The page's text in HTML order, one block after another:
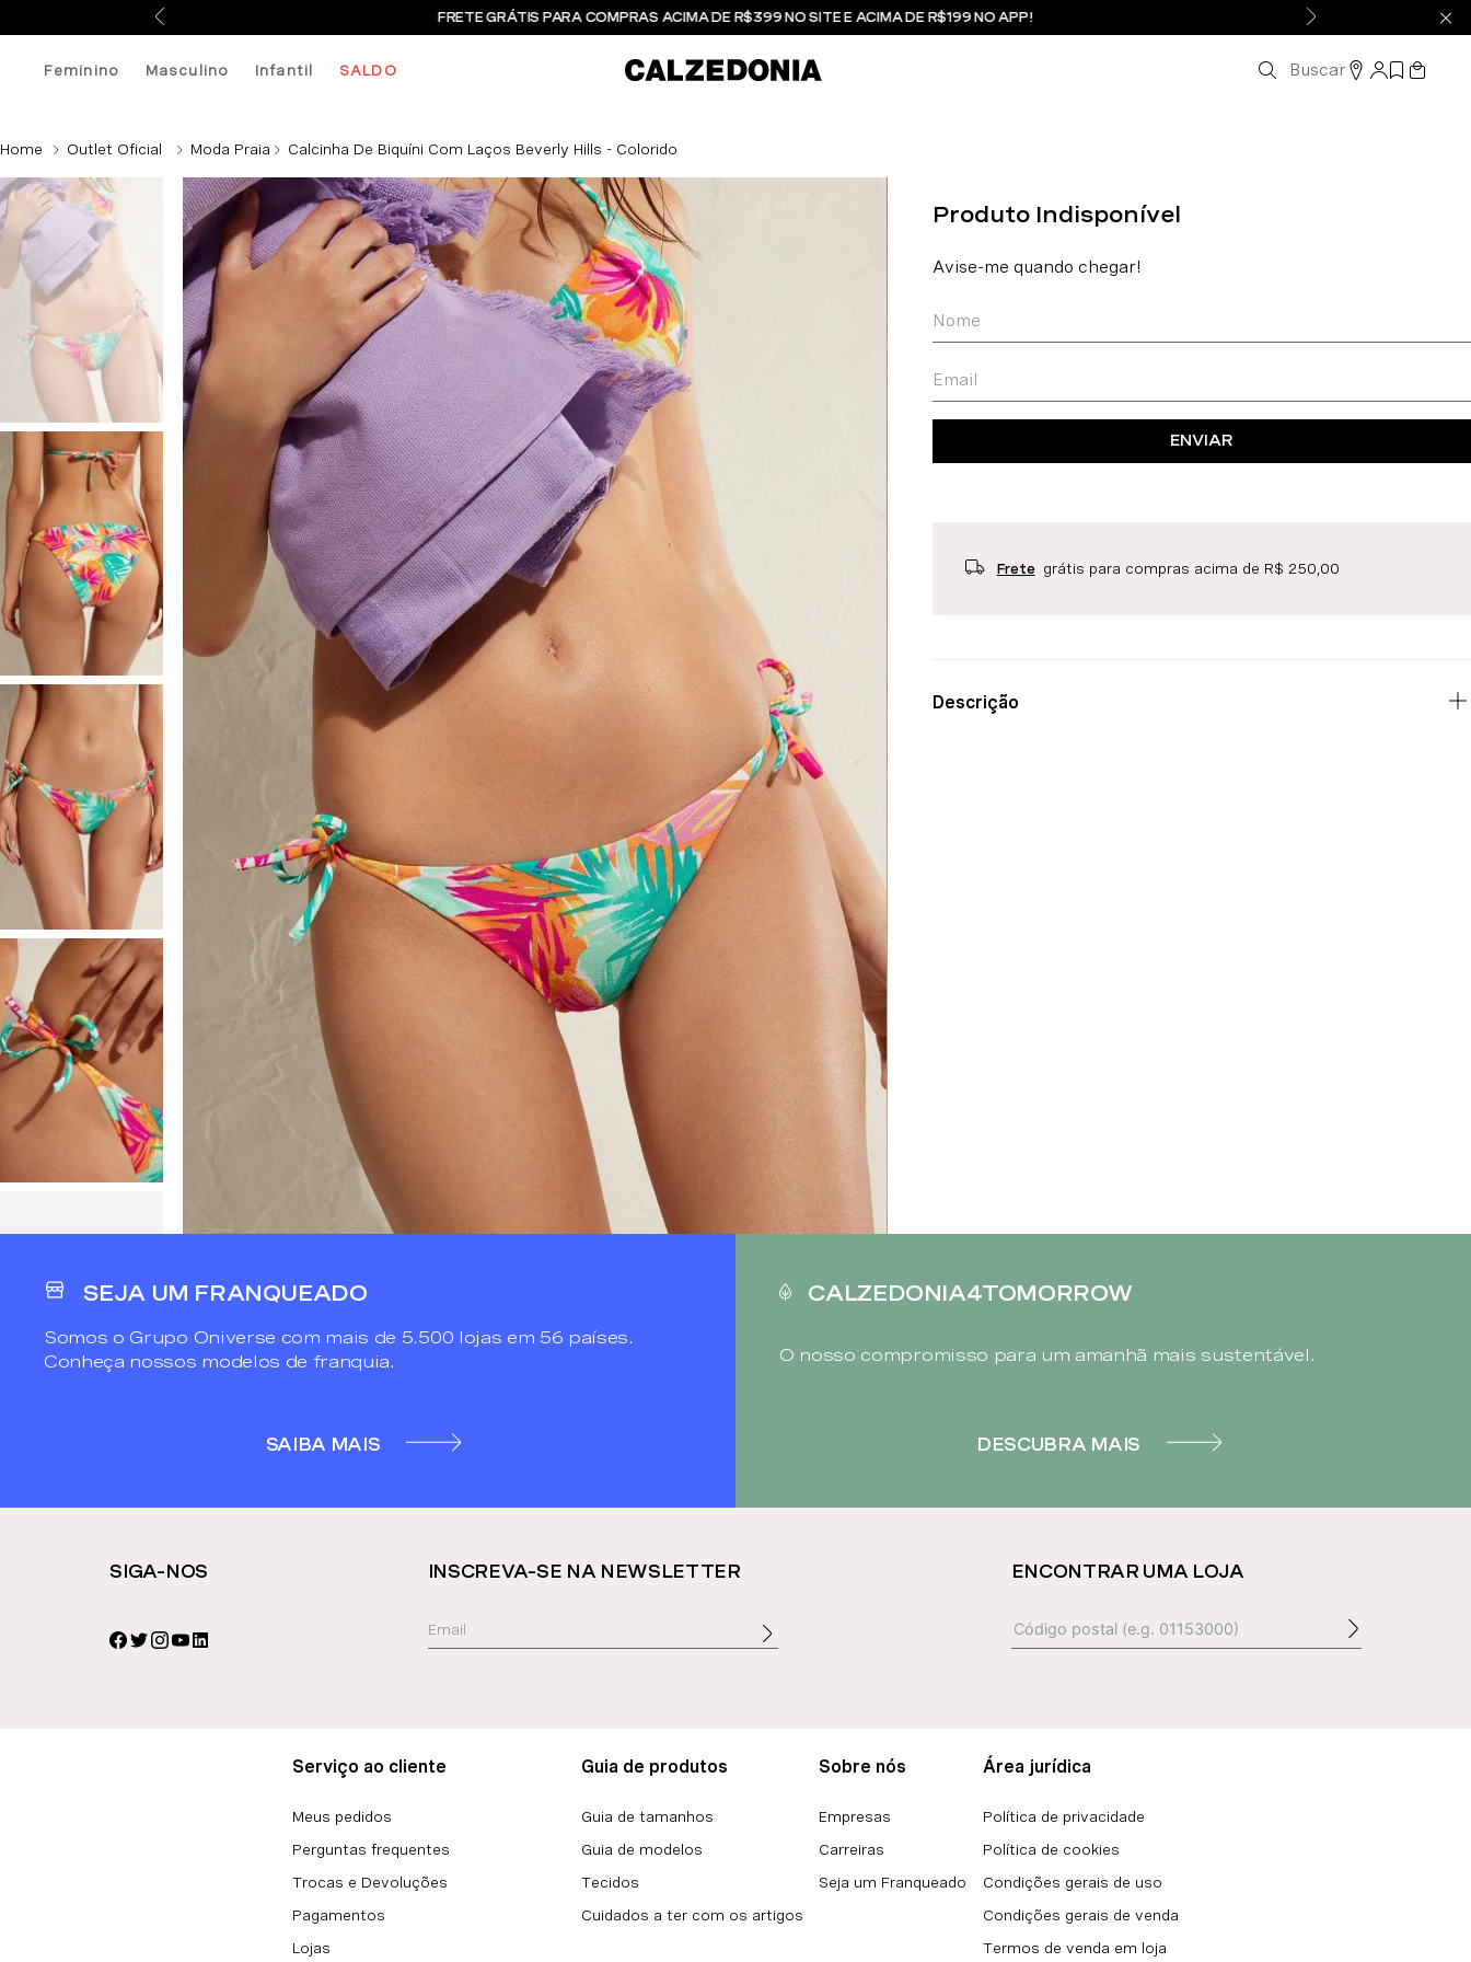
FRETE GRÁTIS PARA COMPRAS ACIMA DE R$399 NO SITE E ACIMA DE R$199 NO APP!
Feminino Masculino Infantil SALDO Buscar
Outlet Oficial Moda Praia Calcinha De Biquíni Com Laços Beverly Hills - Colorido
ENVIAR
Frete grátis para compras acima de R$ 250,00
Descrição
SEJA UM FRANQUEADO
Somos o Grupo Oniverse com mais de 5.500 lojas em 56 países.
Conheça nossos modelos de franquia.
SAIBA MAIS
CALZEDONIA4TOMORROW
O nosso compromisso para um amanhã mais sustentável.
DESCUBRA MAIS
SIGA-NOS INSCREVA-SE NA NEWSLETTER ENCONTRAR UMA LOJA
Serviço ao cliente
Meus pedidos
Perguntas frequentes
Trocas e Devoluções
Pagamentos
Lojas
Guia de produtos
Guia de tamanhos
Guia de modelos
Tecidos
Cuidados a ter com os artigos
Sobre nós
Empresas
Carreiras
Seja um Franqueado
Área jurídica
Política de privacidade
Política de cookies
Condições gerais de uso
Condições gerais de venda
Termos de venda em loja